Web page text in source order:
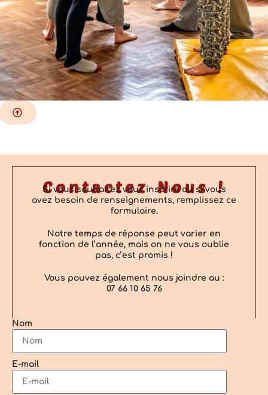
Contactez Nous !
Si vous souhaitez vous inscrire ou si vous
avez besoin de renseignements, remplissez ce
formulaire.
Notre temps de réponse peut varier en
fonction de l’année, mais on ne vous oublie
pas, c’est promis !
Vous pouvez également nous joindre au :
07 66 10 65 76
Nom
E-mail